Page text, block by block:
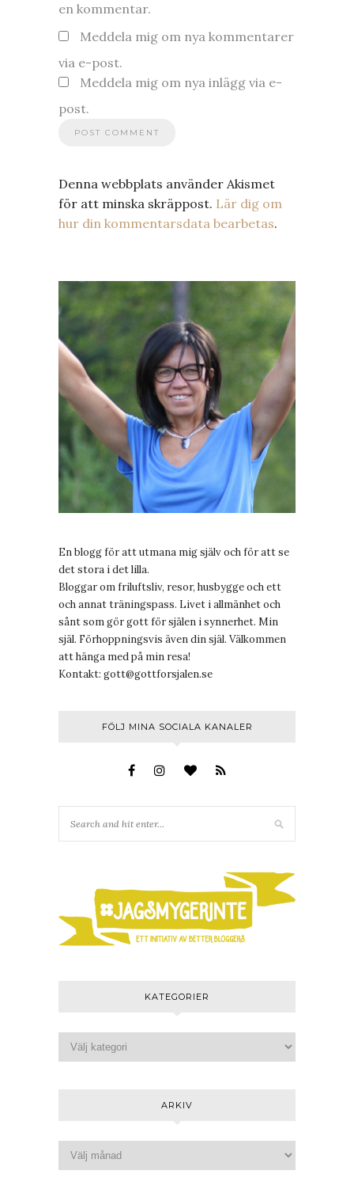
en kommentar.
Meddela mig om nya kommentarer
via e-post.
Meddela mig om nya inlägg via e-
post.
Denna webbplats använder Akismet
för att minska skräppost. Lär dig om
hur din kommentarsdata bearbetas.
En blogg för att utmana mig själv och för att se
det stora i det lilla.
Bloggar om friluftsliv, resor, husbygge och ett
och annat träningspass. Livet i allmänhet och
sånt som gör gott för själen i synnerhet. Min
själ. Förhoppningsvis även din själ. Välkommen
att hänga med på min resa!
Kontakt: gott@gottforsjalen.se
FÖLJ MINA SOCIALA KANALER
KATEGORIER
ARKIV